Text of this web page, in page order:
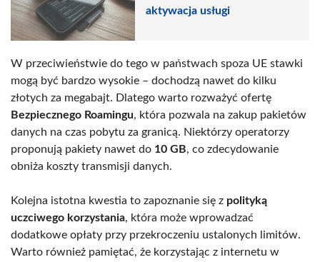
aktywacja usługi
W przeciwieństwie do tego w państwach spoza UE stawki
mogą być bardzo wysokie – dochodzą nawet do kilku
złotych za megabajt. Dlatego warto rozważyć ofertę
Bezpiecznego Roamingu, która pozwala na zakup pakietów
danych na czas pobytu za granicą. Niektórzy operatorzy
proponują pakiety nawet do 10 GB, co zdecydowanie
obniża koszty transmisji danych.
Kolejna istotna kwestia to zapoznanie się z polityką
uczciwego korzystania, która może wprowadzać
dodatkowe opłaty przy przekroczeniu ustalonych limitów.
Warto również pamiętać, że korzystając z internetu w